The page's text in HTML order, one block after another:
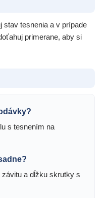
stav tesnenia a v prípade
primerane, aby si
s tesnením na
závitu a dĺžku skrutky s